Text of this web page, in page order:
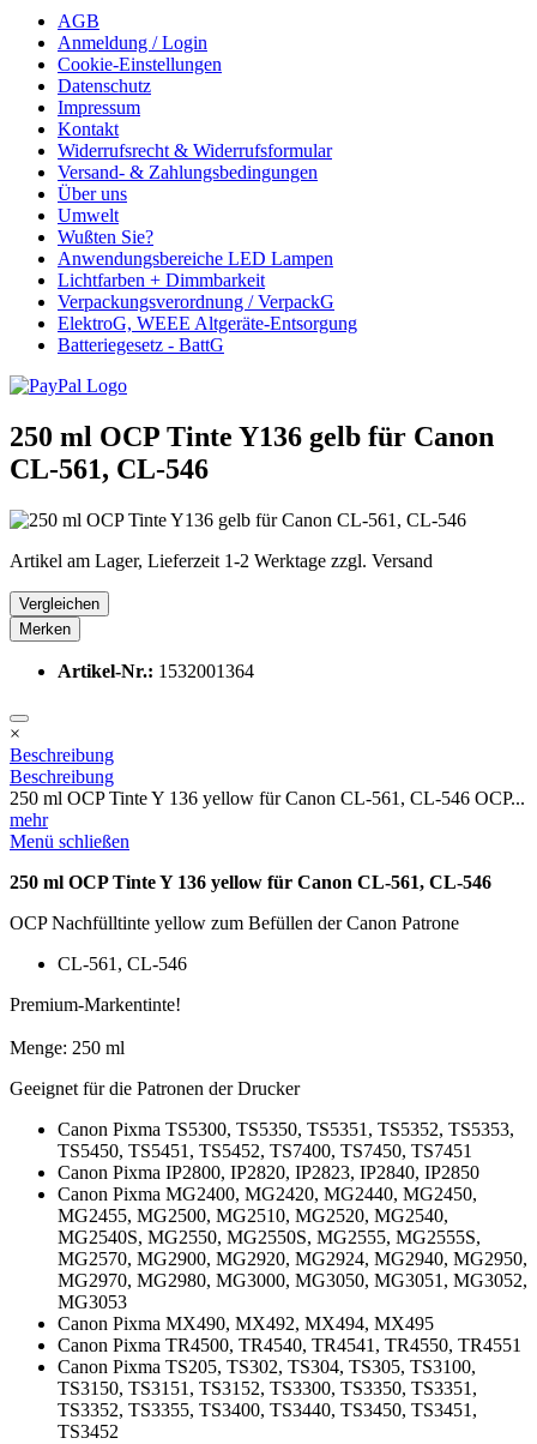
AGB
Anmeldung / Login
Cookie-Einstellungen
Datenschutz
Impressum
Kontakt
Widerrufsrecht & Widerrufsformular
Versand- & Zahlungsbedingungen
Über uns
Umwelt
Wußten Sie?
Anwendungsbereiche LED Lampen
Lichtfarben + Dimmbarkeit
Verpackungsverordnung / VerpackG
ElektroG, WEEE Altgeräte-Entsorgung
Batteriegesetz - BattG
250 ml OCP Tinte Y136 gelb für Canon
CL-561, CL-546
Artikel am Lager, Lieferzeit 1-2 Werktage zzgl. Versand
Vergleichen
Merken
Artikel-Nr.: 1532001364
×
Beschreibung
Beschreibung
250 ml OCP Tinte Y 136 yellow für Canon CL-561, CL-546 OCP...
mehr
Menü schließen
250 ml OCP Tinte Y 136 yellow für Canon CL-561, CL-546
OCP Nachfülltinte yellow zum Befüllen der Canon Patrone
CL-561, CL-546
Premium-Markentinte!
Menge: 250 ml
Geeignet für die Patronen der Drucker
Canon Pixma TS5300, TS5350, TS5351, TS5352, TS5353,
TS5450, TS5451, TS5452, TS7400, TS7450, TS7451
Canon Pixma IP2800, IP2820, IP2823, IP2840, IP2850
Canon Pixma MG2400, MG2420, MG2440, MG2450,
MG2455, MG2500, MG2510, MG2520, MG2540,
MG2540S, MG2550, MG2550S, MG2555, MG2555S,
MG2570, MG2900, MG2920, MG2924, MG2940, MG2950,
MG2970, MG2980, MG3000, MG3050, MG3051, MG3052,
MG3053
Canon Pixma MX490, MX492, MX494, MX495
Canon Pixma TR4500, TR4540, TR4541, TR4550, TR4551
Canon Pixma TS205, TS302, TS304, TS305, TS3100,
TS3150, TS3151, TS3152, TS3300, TS3350, TS3351,
TS3352, TS3355, TS3400, TS3440, TS3450, TS3451,
TS3452